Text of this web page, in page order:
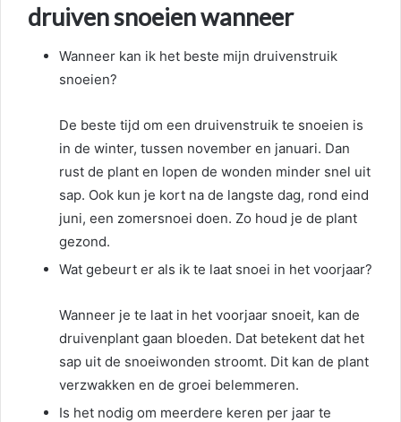
druiven snoeien wanneer
Wanneer kan ik het beste mijn druivenstruik
snoeien?
De beste tijd om een druivenstruik te snoeien is
in de winter, tussen november en januari. Dan
rust de plant en lopen de wonden minder snel uit
sap. Ook kun je kort na de langste dag, rond eind
juni, een zomersnoei doen. Zo houd je de plant
gezond.
Wat gebeurt er als ik te laat snoei in het voorjaar?
Wanneer je te laat in het voorjaar snoeit, kan de
druivenplant gaan bloeden. Dat betekent dat het
sap uit de snoeiwonden stroomt. Dit kan de plant
verzwakken en de groei belemmeren.
Is het nodig om meerdere keren per jaar te